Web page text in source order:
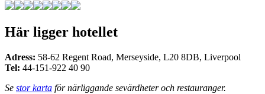
Här ligger hotellet
Adress: 58-62 Regent Road, Merseyside, L20 8DB, Liverpool
Tel: 44-151-922 40 90
Se stor karta för närliggande sevärdheter och restauranger.